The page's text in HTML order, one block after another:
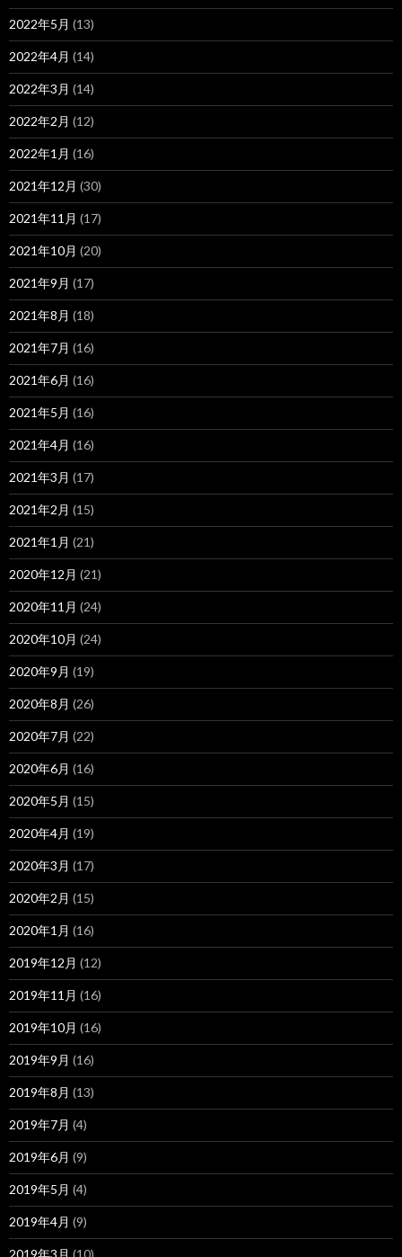
2022年5月 (13)
2022年4月 (14)
2022年3月 (14)
2022年2月 (12)
2022年1月 (16)
2021年12月 (30)
2021年11月 (17)
2021年10月 (20)
2021年9月 (17)
2021年8月 (18)
2021年7月 (16)
2021年6月 (16)
2021年5月 (16)
2021年4月 (16)
2021年3月 (17)
2021年2月 (15)
2021年1月 (21)
2020年12月 (21)
2020年11月 (24)
2020年10月 (24)
2020年9月 (19)
2020年8月 (26)
2020年7月 (22)
2020年6月 (16)
2020年5月 (15)
2020年4月 (19)
2020年3月 (17)
2020年2月 (15)
2020年1月 (16)
2019年12月 (12)
2019年11月 (16)
2019年10月 (16)
2019年9月 (16)
2019年8月 (13)
2019年7月 (4)
2019年6月 (9)
2019年5月 (4)
2019年4月 (9)
2019年3月 (10)